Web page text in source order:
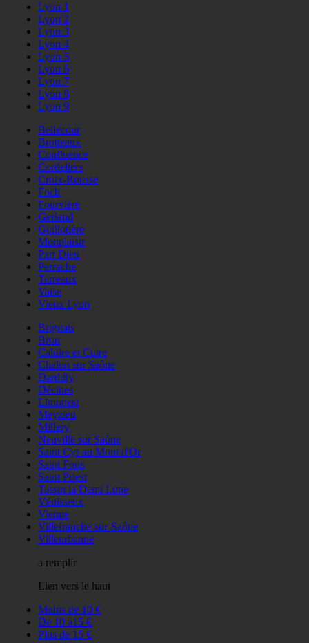
Lyon 1
Lyon 2
Lyon 3
Lyon 4
Lyon 5
Lyon 6
Lyon 7
Lyon 8
Lyon 9
Bellecour
Brotteaux
Confluence
Cordeliers
Croix-Rousse
Foch
Fourvière
Gerland
Guillotière
Monplaisir
Part Dieu
Perrache
Terreaux
Vaise
Vieux Lyon
Brignais
Bron
Caluire et Cuire
Chalon sur Saône
Dardilly
Décines
Limonest
Meyzieu
Millery
Neuville sur Saône
Saint Cyr au Mont d'Or
Saint Fons
Saint Priest
Tassin la Demi Lune
Vénisseux
Vienne
Villefranche-sur-Saône
Villeurbanne
a remplir
Lien vers le haut
Moins de 10 €
De 10 à15 €
Plus de 15 €